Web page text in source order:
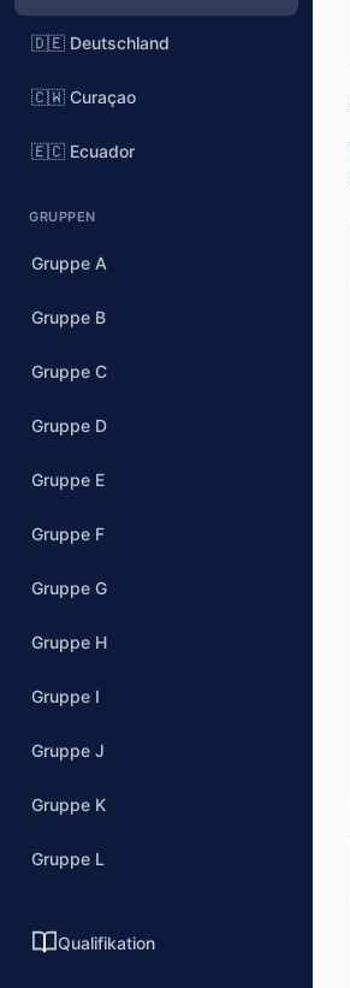
🇩🇪 Deutschland
🇨🇼 Curaçao
🇪🇨 Ecuador
GRUPPEN
Gruppe A
Gruppe B
Gruppe C
Gruppe D
Gruppe E
Gruppe F
Gruppe G
Gruppe H
Gruppe I
Gruppe J
Gruppe K
Gruppe L
Qualifikation